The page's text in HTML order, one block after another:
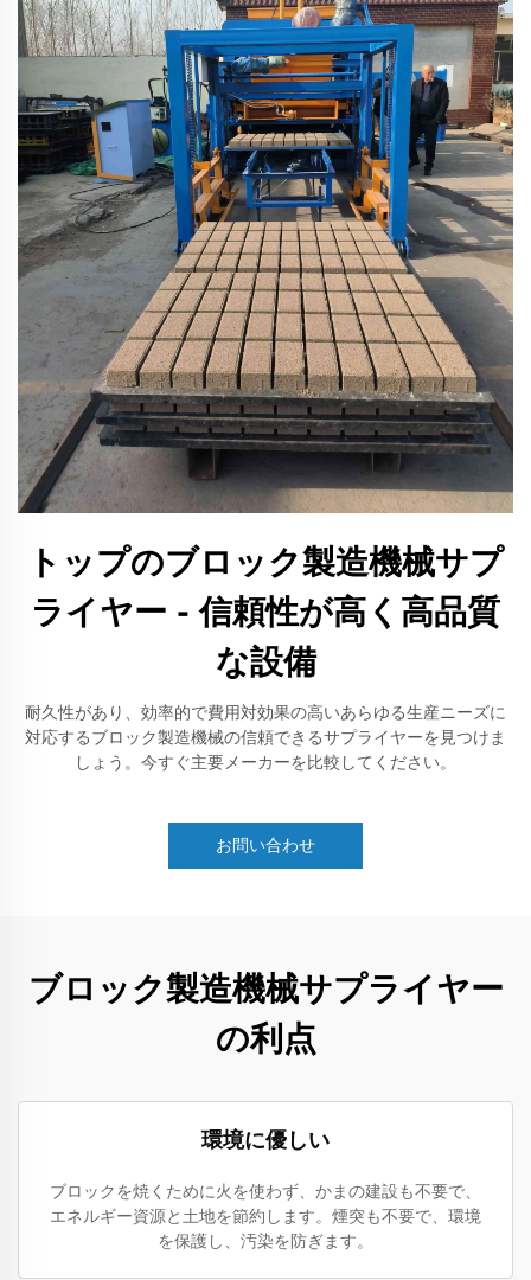
トップのブロック製造機械サプ
ライヤー - 信頼性が高く高品質
な設備
耐久性があり、効率的で費用対効果の高いあらゆる生産ニーズに
対応するブロック製造機械の信頼できるサプライヤーを見つけま
しょう。今すぐ主要メーカーを比較してください。
お問い合わせ
ブロック製造機械サプライヤー
の利点
環境に優しい
ブロックを焼くために火を使わず、かまの建設も不要で、
エネルギー資源と土地を節約します。煙突も不要で、環境
を保護し、汚染を防ぎます。